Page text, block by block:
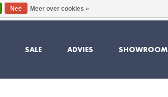
SUPERIEURE KWALITEIT UIT DUITSLAND
SALE ADVIES SHOWROOM
Nee Meer over cookies »